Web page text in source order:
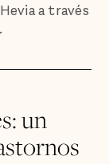
a través
un